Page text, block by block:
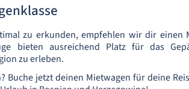
zu erkunden, empfehlen wir dir einen
bieten ausreichend Platz für das
zu erleben.
Buche jetzt deinen Mietwagen für deine